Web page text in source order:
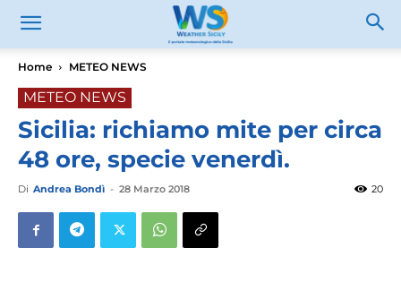
Home METEO NEWS
METEO NEWS
Sicilia: richiamo mite per circa
48 ore, specie venerdì.
Di Andrea Bondì - 28 Marzo 2018 20